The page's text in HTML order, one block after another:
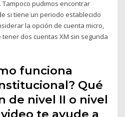
pudimos encontrar
si tiene un periodo establecido
la opción de cuenta micro,
dos cuentas XM sin segunda
funciona
Qué
de nivel II o nivel
te ayude a